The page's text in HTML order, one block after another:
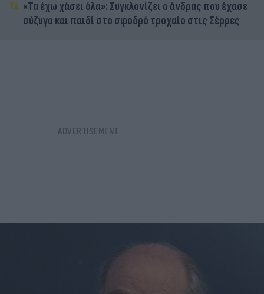
«Τα έχω χάσει όλα»: Συγκλονίζει ο άνδρας που έχασε
σύζυγο και παιδί στο σφοδρό τροχαίο στις Σέρρες